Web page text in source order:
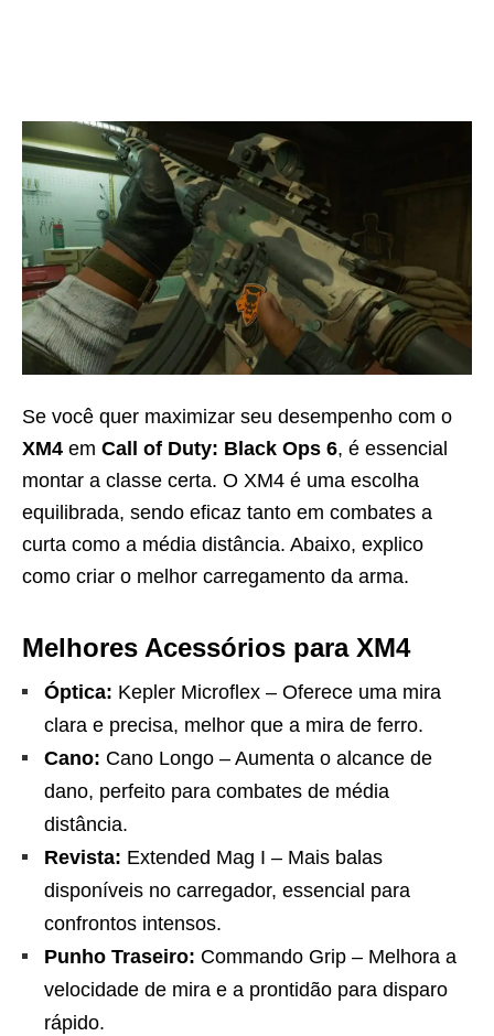
Se você quer maximizar seu desempenho com o
XM4 em Call of Duty: Black Ops 6, é essencial
montar a classe certa. O XM4 é uma escolha
equilibrada, sendo eficaz tanto em combates a
curta como a média distância. Abaixo, explico
como criar o melhor carregamento da arma.
Melhores Acessórios para XM4
Óptica: Kepler Microflex – Oferece uma mira
clara e precisa, melhor que a mira de ferro.
Cano: Cano Longo – Aumenta o alcance de
dano, perfeito para combates de média
distância.
Revista: Extended Mag I – Mais balas
disponíveis no carregador, essencial para
confrontos intensos.
Punho Traseiro: Commando Grip – Melhora a
velocidade de mira e a prontidão para disparo
rápido.